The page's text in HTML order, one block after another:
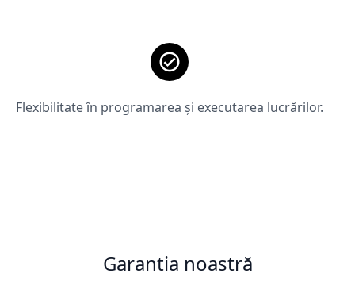
Flexibilitate în programarea și executarea lucrărilor.
Garantia noastră